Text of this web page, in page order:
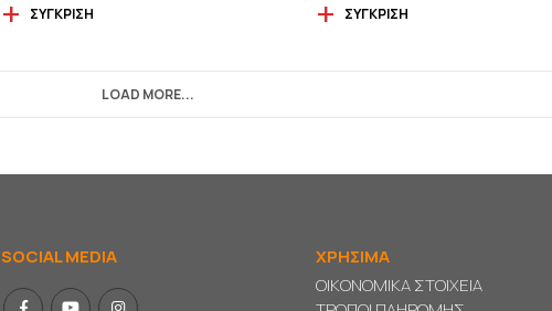
ΣΎΓΚΡΙΣΗ ΣΎΓΚΡΙΣΗ
LOAD MORE...
SOCIAL MEDIA
ΧΡΗΣΙΜΑ
ΟΙΚΟΝΟΜΙΚΑ ΣΤΟΙΧΕΙΑ